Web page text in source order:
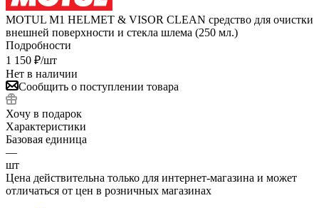
MOTUL M1 HELMET & VISOR CLEAN cредство для очистки
внешней поверхности и стекла шлема (250 мл.)
Подробности
1 150 ₽/шт
Нет в наличии
Сообщить о поступлении товара
Хочу в подарок
Характеристики
Базовая единица
—
шт
Цена действительна только для интернет-магазина и может
отличаться от цен в розничных магазинах